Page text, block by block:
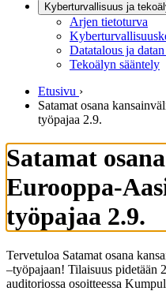
Kyberturvallisuus ja
Arjen tietoturva
Datatalous ja
Tekoälyn sääntely
Etusivu ›
Satamat osana
työpajaa 2.9.
Satamat
Eurooppa-
työpajaa 2.9.
Tervetuloa Satamat osana
–työpajaan! Tilaisuus pidetään
auditoriossa osoitteessa